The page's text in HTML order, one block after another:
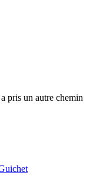
pris un autre chemin